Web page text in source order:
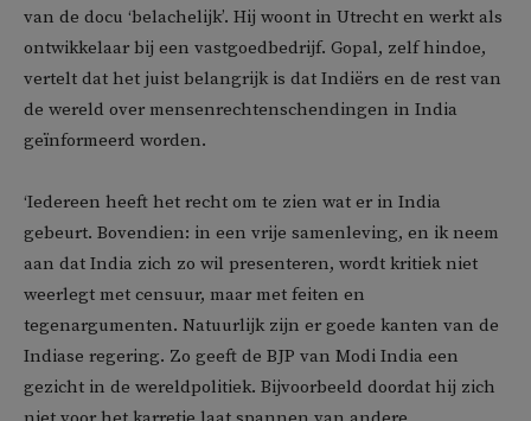
van de docu ‘belachelijk’. Hij woont in Utrecht en werkt als
ontwikkelaar bij een vastgoedbedrijf. Gopal, zelf hindoe,
vertelt dat het juist belangrijk is dat Indiërs en de rest van
de wereld over mensenrechtenschendingen in India
geïnformeerd worden.
‘Iedereen heeft het recht om te zien wat er in India
gebeurt. Bovendien: in een vrije samenleving, en ik neem
aan dat India zich zo wil presenteren, wordt kritiek niet
weerlegt met censuur, maar met feiten en
tegenargumenten. Natuurlijk zijn er goede kanten van de
Indiase regering. Zo geeft de BJP van Modi India een
gezicht in de wereldpolitiek. Bijvoorbeeld doordat hij zich